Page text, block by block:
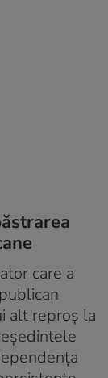
care a
alt reproş la